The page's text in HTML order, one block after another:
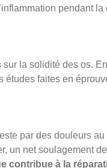
pendant
la solidité des os.
études faites en
par des douleurs au
un net soulagement
contribue à la